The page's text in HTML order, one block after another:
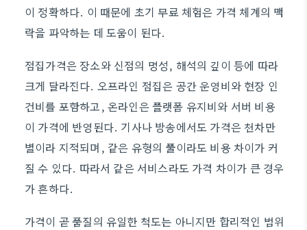
이 정확하다. 이 때문에 초기 무료 체험은 가격 체계의 맥
락을 파악하는 데 도움이 된다.
점집가격은 장소와 신점의 명성, 해석의 깊이 등에 따라
크게 달라진다. 오프라인 점집은 공간 운영비와 현장 인
건비를 포함하고, 온라인은 플랫폼 유지비와 서버 비용
이 가격에 반영된다. 기사나 방송에서도 가격은 천차만
별이라 지적되며, 같은 유형의 풀이라도 비용 차이가 커
질 수 있다. 따라서 같은 서비스라도 가격 차이가 큰 경우
가 흔하다.
가격이 곧 품질의 유일한 척도는 아니지만 합리적인 범위